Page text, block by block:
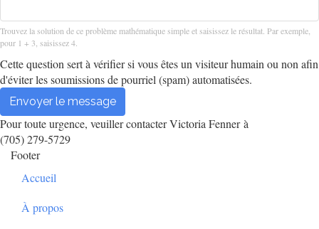
Trouvez la solution de ce problème mathématique simple et saisissez le résultat. Par exemple,
pour 1 + 3, saisissez 4.
Cette question sert à vérifier si vous êtes un visiteur humain ou non afin
d'éviter les soumissions de pourriel (spam) automatisées.
Envoyer le message
Pour toute urgence, veuiller contacter Victoria Fenner à
(705) 279-5729
Footer
Accueil
À propos